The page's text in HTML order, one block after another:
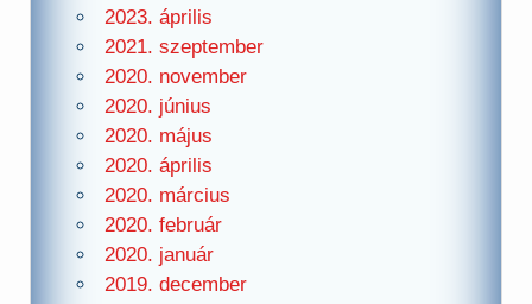
2023. április
2021. szeptember
2020. november
2020. június
2020. május
2020. április
2020. március
2020. február
2020. január
2019. december